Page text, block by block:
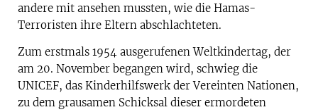
andere mit ansehen mussten, wie die Hamas-
Terroristen ihre Eltern abschlachteten.
Zum erstmals 1954 ausgerufenen Weltkindertag, der
am 20. November begangen wird, schwieg die
UNICEF, das Kinderhilfswerk der Vereinten Nationen,
zu dem grausamen Schicksal dieser ermordeten